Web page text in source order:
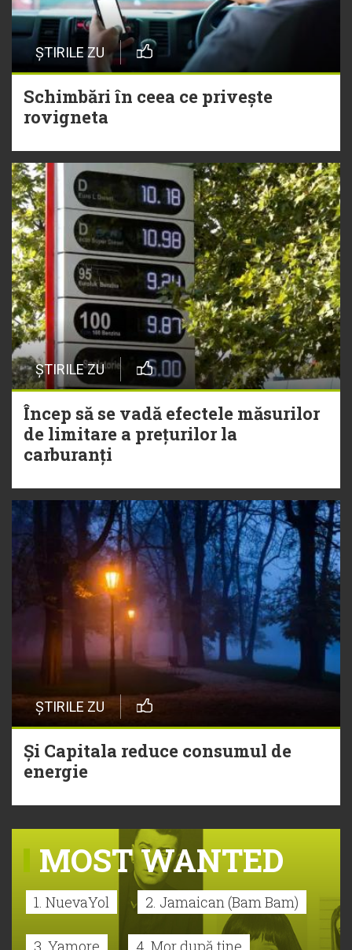
ȘTIRILE ZU
Schimbări în ceea ce privește
rovigneta
ȘTIRILE ZU
Încep să se vadă efectele măsurilor
de limitare a prețurilor la
carburanți
ȘTIRILE ZU
Și Capitala reduce consumul de
energie
MOST WANTED
1. NuevaYol 2. Jamaican (Bam Bam)
3. Yamore 4. Mor după tine